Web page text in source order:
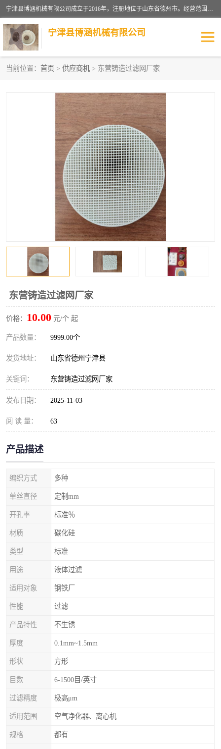
宁津县博涵机械有限公司成立于2016年，注册地位于山东省德州市。经营范围包括：机械设备研发、生产及销售，铸造用造型材料生产、销售，玻璃纤维及制品制造、销售，汽车零配件零售，机械零件、零部件加工，机械零件、零部件销售等；主要产品有：纤维过滤网,陶瓷过滤器,泡沫陶瓷过滤器,耐高温纤维过滤器,铸铁过滤器,铸铜过滤网,铸铝过滤网,铝轮毂过滤网,高效过滤网,高效陶瓷过滤网,高效纤维过滤网。
宁津县博涵机械有限公司
当前位置： 首页 > 供应商机 > 东营铸造过滤网厂家
东营铸造过滤网厂家
价格： 10.00 元/个 起
产品数量： 9999.00个
发货地址： 山东省德州宁津县
关键词： 东营铸造过滤网厂家
发布日期： 2025-11-03
阅 读 量： 63
产品描述
编织方式 多种
单丝直径 定制mm
开孔率 标准％
材质 碳化硅
类型 标准
用途 液体过滤
适用对象 钢铁厂
性能 过滤
产品特性 不生锈
厚度 0.1mm~1.5mm
形状 方形
目数 6-1500目/英寸
过滤精度 极高μm
适用范围 空气净化器、离心机
规格 都有
挡渣棉
避脏网